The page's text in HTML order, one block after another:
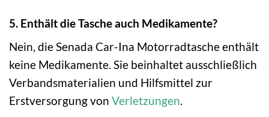
5. Enthält die Tasche auch Medikamente?
Nein, die Senada Car-Ina Motorradtasche enthält
keine Medikamente. Sie beinhaltet ausschließlich
Verbandsmaterialien und Hilfsmittel zur
Erstversorgung von Verletzungen.